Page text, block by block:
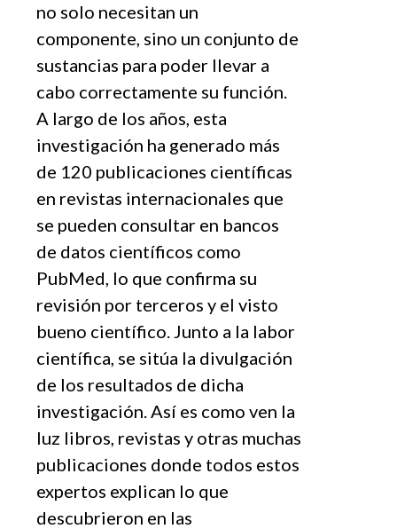
no solo necesitan un
componente, sino un conjunto de
sustancias para poder llevar a
cabo correctamente su función.
A largo de los años, esta
investigación ha generado más
de 120 publicaciones científicas
en revistas internacionales que
se pueden consultar en bancos
de datos científicos como
PubMed, lo que confirma su
revisión por terceros y el visto
bueno científico. Junto a la labor
científica, se sitúa la divulgación
de los resultados de dicha
investigación. Así es como ven la
luz libros, revistas y otras muchas
publicaciones donde todos estos
expertos explican lo que
descubrieron en las